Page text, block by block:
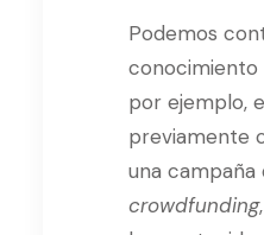
Podemos
por ejemplo,
previamente
una campaña
crowdfunding